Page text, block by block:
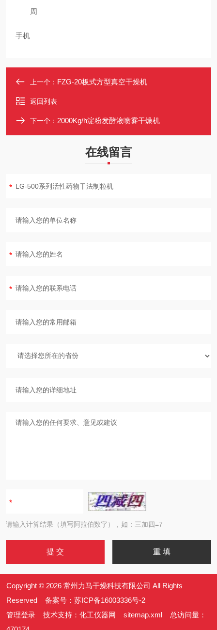
周
手机
上一个： FZG-20板式方型真空干燥机
返回列表
下一个： 2000Kg/h淀粉发酵液喷雾干燥机
在线留言
请输入计算结果（填写阿拉伯数字），如：三加四=7
Copyright © 2026 常州力马干燥科技有限公司 All Rights
Reserved 备案号：苏ICP备16003336号-2
管理登录 技术支持：化工仪器网 sitemap.xml 总访问量：